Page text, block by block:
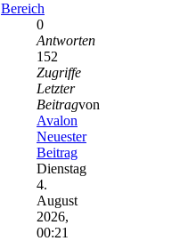
Bereich
0
Antworten
152
Zugriffe
Letzter
Beitragvon
Avalon
Neuester
Beitrag
Dienstag
4.
August
2026,
00:21